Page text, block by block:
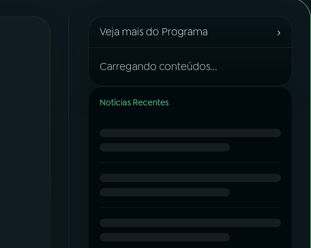
Veja mais do Programa ›
Carregando conteúdos...
Notícias Recentes